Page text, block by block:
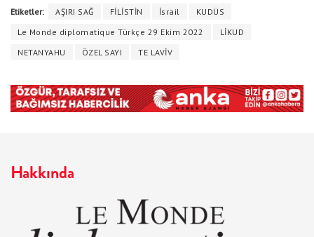
Etiketler: AŞIRI SAĞ FİLİSTİN İsrail
KUDÜS
Le Monde diplomatique Türkçe 29 Ekim 2022
LİKUD
NETANYAHU
ÖZEL SAYI TE LAVİV
Hakkında